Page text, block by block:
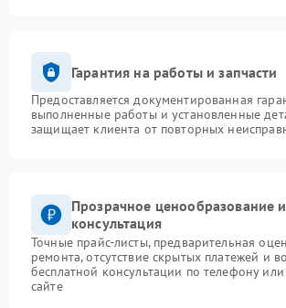
Гарантия на работы и запчасти
Предоставляется документированная
выполненные работы и установленные
защищает клиента от повторных
Прозрачное ценообразование
консультация
Точные прайс-листы, предварительная
ремонта, отсутствие скрытых платежей и
бесплатной консультации по телефону
сайте